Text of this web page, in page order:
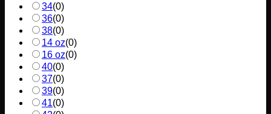
34(0)
36(0)
38(0)
14 oz(0)
16 oz(0)
40(0)
37(0)
39(0)
41(0)